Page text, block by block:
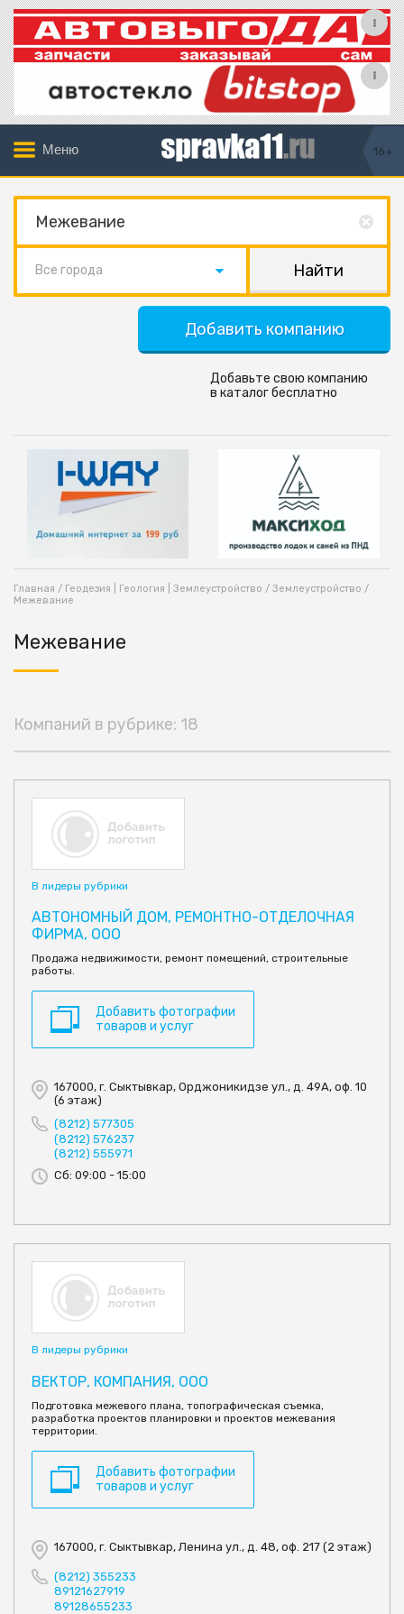
Меню 16+
Все города
Добавить компанию
Добавьте свою компанию
в каталог бесплатно
Главная / Геодезия | Геология | Землеустройство / Землеустройство /
Межевание
Межевание
Компаний в рубрике: 18
В лидеры рубрики
АВТОНОМНЫЙ ДОМ, РЕМОНТНО-ОТДЕЛОЧНАЯ
ФИРМА, ООО
Продажа недвижимости, ремонт помещений, строительные
работы.
Добавить фотографии
товаров и услуг
167000, г. Сыктывкар, Орджоникидзе ул., д. 49А, оф. 10
(6 этаж)
(8212) 577305
(8212) 576237
(8212) 555971
Сб: 09:00 - 15:00
В лидеры рубрики
ВЕКТОР, КОМПАНИЯ, ООО
Подготовка межевого плана, топографическая съемка,
разработка проектов планировки и проектов межевания
территории.
Добавить фотографии
товаров и услуг
167000, г. Сыктывкар, Ленина ул., д. 48, оф. 217 (2 этаж)
(8212) 355233
89121627919
89128655233